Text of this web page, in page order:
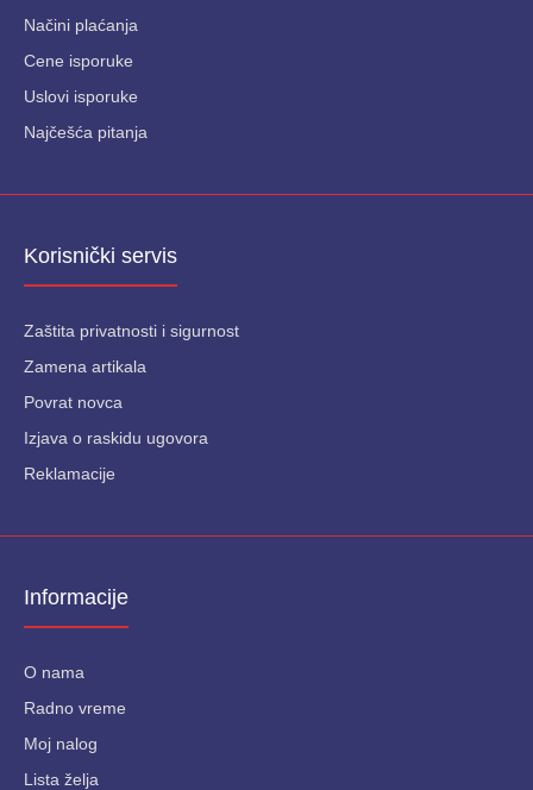
Načini plaćanja
Cene isporuke
Uslovi isporuke
Najčešća pitanja
Korisnički servis
Zaštita privatnosti i sigurnost
Zamena artikala
Povrat novca
Izjava o raskidu ugovora
Reklamacije
Informacije
O nama
Radno vreme
Moj nalog
Lista želja